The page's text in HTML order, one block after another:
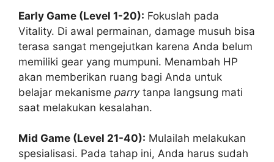
Early Game (Level 1-20): Fokuslah pada
Vitality. Di awal permainan, damage musuh bisa
terasa sangat mengejutkan karena Anda belum
memiliki gear yang mumpuni. Menambah HP
akan memberikan ruang bagi Anda untuk
belajar mekanisme parrytanpa langsung mati
saat melakukan kesalahan.
Mid Game (Level 21-40): Mulailah melakukan
spesialisasi. Pada tahap ini, Anda harus sudah